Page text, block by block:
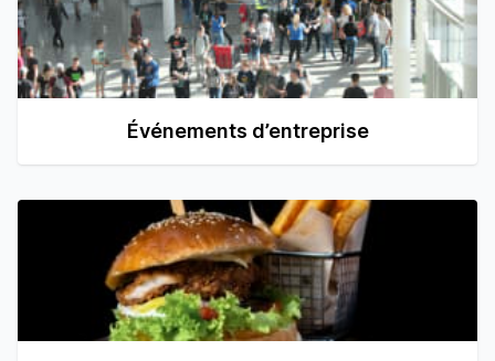
Événements d’entreprise